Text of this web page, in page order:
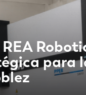
REA
para